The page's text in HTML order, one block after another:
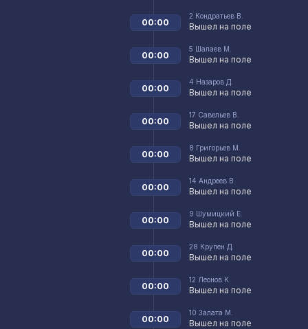
2 Кондратьев В.
Вышел на поле
00:00
5 Шалаев М.
Вышел на поле
00:00
4 Назаров Д.
Вышел на поле
00:00
17 Савельев В.
Вышел на поле
00:00
8 Григорьев М.
Вышел на поле
00:00
14 Андреев В.
Вышел на поле
00:00
9 Шумицкий Е.
Вышел на поле
00:00
28 Крупен Д.
Вышел на поле
00:00
12 Леонов К.
Вышел на поле
00:00
10 Залата М.
Вышел на поле
00:00